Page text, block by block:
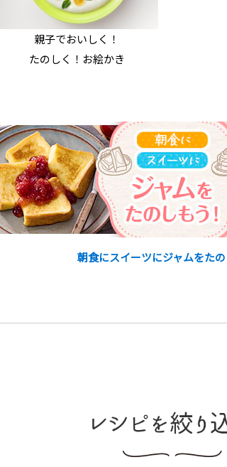
親子でおいしく！
たのしく！ お絵かき
朝食にスイーツにジャムをたの